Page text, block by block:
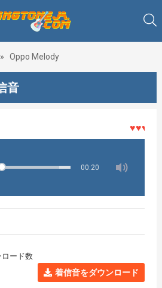
» Oppo Melody
音
♥♥♥着メ
00:20
ロード数
着信音をダウンロード